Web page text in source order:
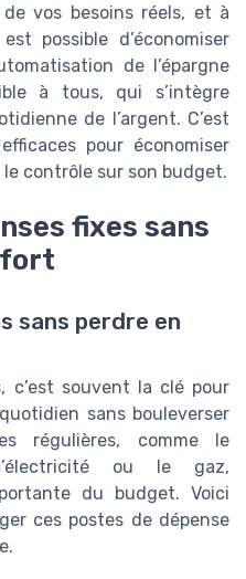
vos besoins réels, et à
possible d’économiser
de l’épargne
à tous, qui s’intègre
de l’argent. C’est
pour économiser
contrôle sur son budget.
fixes sans
sans perdre en
c’est souvent la clé pour
sans bouleverser
régulières, comme le
l’électricité ou le gaz,
du budget. Voici
ces postes de dépense